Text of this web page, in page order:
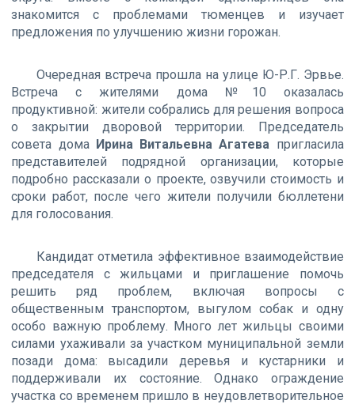
знакомится с проблемами тюменцев и изучает
предложения по улучшению жизни горожан.
Очередная встреча прошла на улице Ю-Р.Г. Эрвье.
Встреча с жителями дома №10 оказалась
продуктивной: жители собрались для решения вопроса
о закрытии дворовой территории. Председатель
совета дома Ирина Витальевна Агатева пригласила
представителей подрядной организации, которые
подробно рассказали о проекте, озвучили стоимость и
сроки работ, после чего жители получили бюллетени
для голосования.
Кандидат отметила эффективное взаимодействие
председателя с жильцами и приглашение помочь
решить ряд проблем, включая вопросы с
общественным транспортом, выгулом собак и одну
особо важную проблему. Много лет жильцы своими
силами ухаживали за участком муниципальной земли
позади дома: высадили деревья и кустарники и
поддерживали их состояние. Однако ограждение
участка со временем пришло в неудовлетворительное